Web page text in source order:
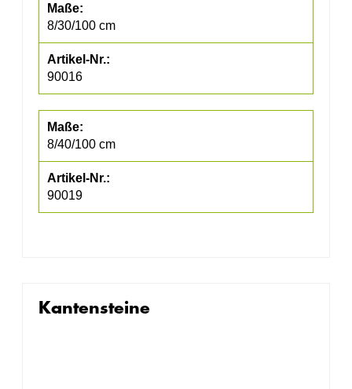
8/30/100 cm
90016
8/40/100 cm
90019
Kantensteine